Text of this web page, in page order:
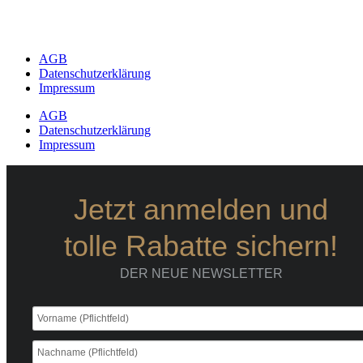
AGB
Datenschutzerklärung
Impressum
AGB
Datenschutzerklärung
Impressum
Jetzt anmelden und
tolle Rabatte sichern!
DER NEUE NEWSLETTER